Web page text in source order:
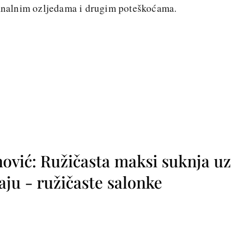
ozljedama i drugim poteškoćama.
Ružičasta maksi suknja uz
- ružičaste salonke